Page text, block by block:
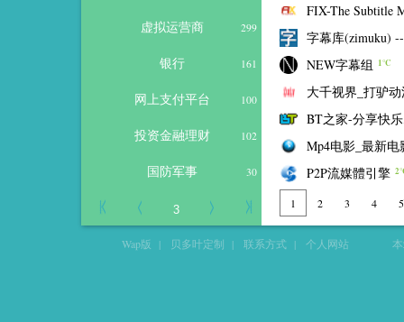
虚拟运营商 299
银行 161
网上支付平台 100
投资金融理财 102
国防军事 30
FIX-The Subtitle
字幕库(zimuku)
NEW字幕组
1℃
大千视界_打驴
BT之家-分享快
Mp4电影_最新
P2P流媒體引擎
1 2 3 4 5
Wap版 | 贝多叶定制 | 联系方式 | 个人网站 本站